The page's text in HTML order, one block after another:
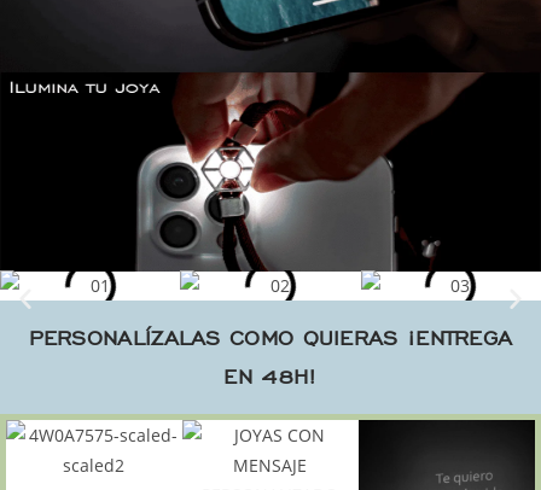
PERSONALÍZALAS COMO QUIERAS ¡ENTREGA
EN 48H!